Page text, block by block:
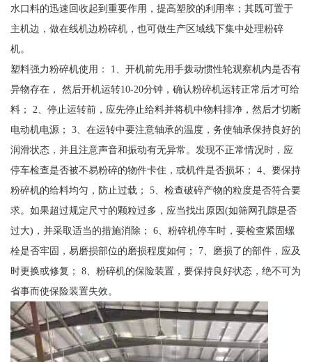
水口料的迅速回收起到重要作用，提高塑胶的利用率；其既可置于
主机边，做在线机边粉碎机，也可做生产区域线下集中处理粉碎
机。
塑料强力粉碎机使用： 1、开机前先用手拨动惯性轮观察机内是否有
异物存在， 然后开机运转10-20分钟，确认粉碎机运转正常后才可给
料； 2、停止运转前，应先停止给料并将机中物料排净，然后才切断
电动机电源； 3、在运转中要注意轴承的温度，务使轴承保持良好的
润滑状态，并且注意声音和振动有无异常。发现不正常情况时，应
停车检查是否被不易粉碎的物件卡住，或机件是否损坏； 4、要保持
粉碎机的给料均匀，防止过载； 5、检查破碎产物的粒度是否符合要
求。如果超过规定尺寸的颗粒过多，应当找出原因(如筛网孔隙是否
过大)，并采取适当的措施消除； 6、粉碎机停车时，要检查紧固螺
栓是否牢固，易磨损部位的磨损程度如何； 7、磨损了的部件，应及
时更换或修复； 8、粉碎机的保险装置，要保持良好状态，绝不可为
省事而使保险装置失效。